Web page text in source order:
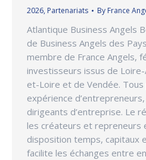
2026, Partenariats By France
Atlantique Business Angels
de Business Angels des
membre de France Angels,
investisseurs issus de
et-Loire et de Vendée.
expérience
dirigeants d’entreprise. Le
les créateurs et repreneurs
disposition temps, capitaux
facilite les échanges entre